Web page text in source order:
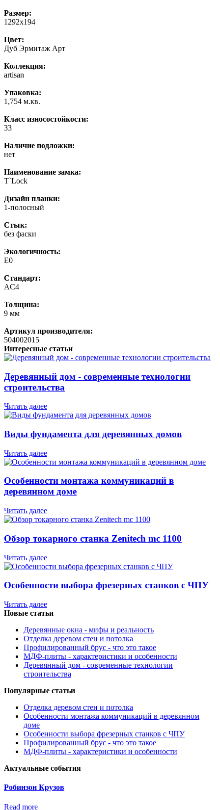
Размер:
1292x194
Цвет:
Дуб Эрмитаж Арт
Коллекция:
artisan
Упаковка:
1,754 м.кв.
Класс износостойкости:
33
Наличие подложки:
нет
Наименование замка:
T`Lock
Дизайн планки:
1-полосный
Стык:
без фаски
Экологичность:
E0
Стандарт:
AC4
Толщина:
9 мм
Артикул производителя:
504002015
Интересные статьи
Деревянный дом - современные технологии
строительства
Читать далее
Виды фундамента для деревянных домов
Читать далее
Особенности монтажа коммуникаций в
деревянном доме
Читать далее
Обзор токарного станка Zenitech mc 1100
Читать далее
Особенности выбора фрезерных станков с ЧПУ
Читать далее
Новые статьи
Деревянные окна - мифы и реальность
Отделка деревом стен и потолка
Профилированный брус - что это такое
МДФ-плиты - характеристики и особенности
Деревянный дом - современные технологии
строительства
Популярные статьи
Отделка деревом стен и потолка
Особенности монтажа коммуникаций в деревянном
доме
Особенности выбора фрезерных станков с ЧПУ
Профилированный брус - что это такое
МДФ-плиты - характеристики и особенности
Актуальные события
Робинзон Крузов
Read more